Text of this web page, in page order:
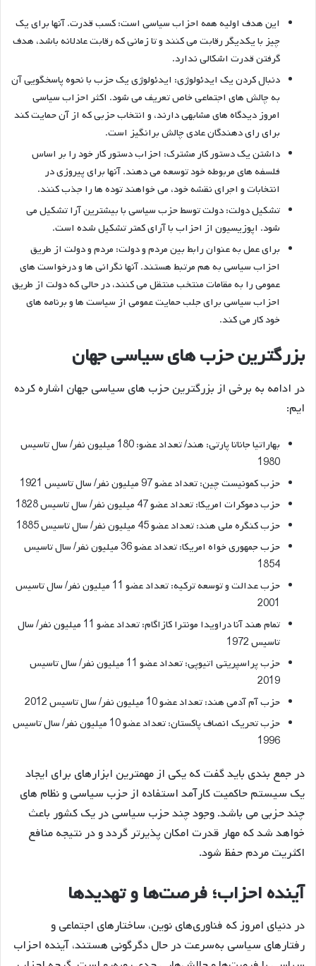
این هدف اولیه همه احزاب سیاسی است: کسب قدرت. آنها برای یک
چیز با یکدیگر رقابت می کنند و تا زمانی که رقابت عادلانه باشد، هدف
گرفتن قدرت اشکالی ندارد.
دنبال کردن یک ایدئولوژی: ایدئولوژی یک حزب با نحوه پاسخگویی آن
به چالش های اجتماعی خاص تعریف می شود. اکثر احزاب سیاسی
امروز دیدگاه های مشابهی دارند، و انتخاب حزبی که از آن حمایت کند
برای رای دهندگان عادی چالش برانگیز است.
داشتن یک دستور کار مشترک: احزاب دستور کار خود را بر اساس
فلسفه های مربوطه خود توسعه می دهند. آنها برای پیروزی در
انتخابات و اجرای نقشه خود، می خواهند توده ها را جذب کنند.
تشکیل دولت: دولت توسط حزب سیاسی با بیشترین آرا تشکیل می
شود. اپوزیسیون از احزاب با آرای کمتر تشکیل شده است.
برای عمل به عنوان رابط بین مردم و دولت: مردم و دولت از طریق
احزاب سیاسی به هم مرتبط هستند. آنها نگرانی ها و درخواست های
عمومی را به مقامات منتخب منتقل می کنند، در حالی که دولت از طریق
احزاب سیاسی برای جلب حمایت عمومی از سیاست ها و برنامه های
خود کار می کند.
بزرگترین حزب های سیاسی جهان
در ادامه به برخی از بزرگترین حزب های سیاسی جهان اشاره کرده
ایم:
بهاراتیا جاناتا پارتی: هند/ تعداد عضو: 180 میلیون نفر/ سال تاسیس
1980
حزب کمونیست چین: تعداد عضو 97 میلیون نفر/ سال تاسیس 1921
حزب دموکرات امریکا: تعداد عضو 47 میلیون نفر/ سال تاسیس 1828
حزب کنگره ملی هند: تعداد عضو 45 میلیون نفر/ سال تاسیس 1885
حزب جمهوری خواه امریکا: تعداد عضو 36 میلیون نفر/ سال تاسیس
1854
حزب عدالت و توسعه ترکیه: تعداد عضو 11 میلیون نفر/ سال تاسیس
2001
تمام هند آنا دراویدا مونترا کازاگام: تعداد عضو 11 میلیون نفر/ سال
تاسیس 1972
حزب پراسپریتی اتیوپی: تعداد عضو 11 میلیون نفر/ سال تاسیس
2019
حزب آم آدمی هند: تعداد عضو 10 میلیون نفر/ سال تاسیس 2012
حزب تحریک انصاف پاکستان: تعداد عضو 10 میلیون نفر/ سال تاسیس
1996
در جمع بندی باید گفت که یکی از مهمترین ابزارهای برای ایجاد
یک سیستم حاکمیت کارآمد استفاده از حزب سیاسی و نظام های
چند حزبی می باشد. وجود چند حزب سیاسی در یک کشور باعث
خواهد شد که مهار قدرت امکان پذیرتر گردد و در نتیجه منافع
اکثریت مردم حفظ شود.
آینده احزاب؛ فرصت‌ها و تهدیدها
در دنیای امروز که فناوری‌های نوین، ساختارهای اجتماعی و
رفتارهای سیاسی به‌سرعت در حال دگرگونی هستند، آینده احزاب